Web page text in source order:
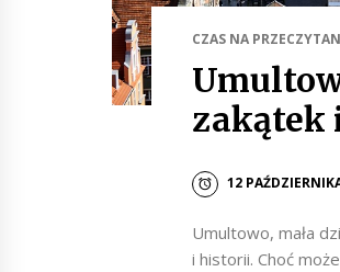
CZAS NA
zakątek
12
Umultowo, mała
i historii. Choć